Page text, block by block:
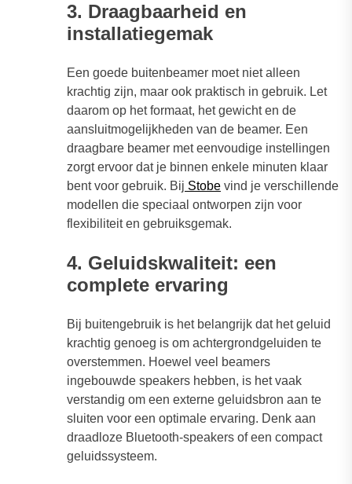
3. Draagbaarheid en
installatiegemak
Een goede buitenbeamer moet niet alleen
krachtig zijn, maar ook praktisch in gebruik. Let
daarom op het formaat, het gewicht en de
aansluitmogelijkheden van de beamer. Een
draagbare beamer met eenvoudige instellingen
zorgt ervoor dat je binnen enkele minuten klaar
bent voor gebruik. Bij Stobe vind je verschillende
modellen die speciaal ontworpen zijn voor
flexibiliteit en gebruiksgemak.
4. Geluidskwaliteit: een
complete ervaring
Bij buitengebruik is het belangrijk dat het geluid
krachtig genoeg is om achtergrondgeluiden te
overstemmen. Hoewel veel beamers
ingebouwde speakers hebben, is het vaak
verstandig om een externe geluidsbron aan te
sluiten voor een optimale ervaring. Denk aan
draadloze Bluetooth-speakers of een compact
geluidssysteem.